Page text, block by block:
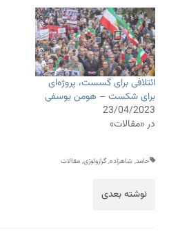
ائتلافی برای گسست، پروژه‌ای
برای شکست – هومن یوسفی
23/04/2023
در «مقالات»
حامد, شاهزاده, گرازولوژی, مقالات
نوشته بعدی